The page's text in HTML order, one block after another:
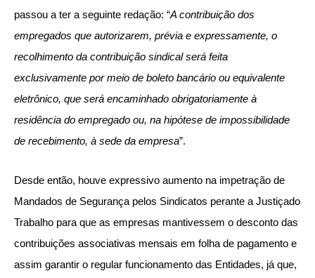
passou a ter a seguinte redação: “A contribuição dos
empregados que autorizarem, prévia e expressamente, o
recolhimento da contribuição sindical será feita
exclusivamente por meio de boleto bancário ou equivalente
eletrônico, que será encaminhado obrigatoriamente à
residência do empregado ou, na hipótese de impossibilidade
de recebimento, à sede da empresa”.
Desde então, houve expressivo aumento na impetração de
Mandados de Segurança pelos Sindicatos perante a Justiçado
Trabalho para que as empresas mantivessem o desconto das
contribuições associativas mensais em folha de pagamento e
assim garantir o regular funcionamento das Entidades, já que,